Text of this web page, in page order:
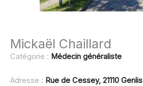
Mickaël Chaillard
Catégorie : Médecin généraliste
Adresse : Rue de Cessey, 21110 Genlis